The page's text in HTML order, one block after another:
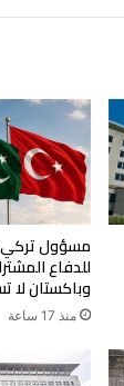
مسؤول
للدفاع
وباكستان
منذ 17 ساعة